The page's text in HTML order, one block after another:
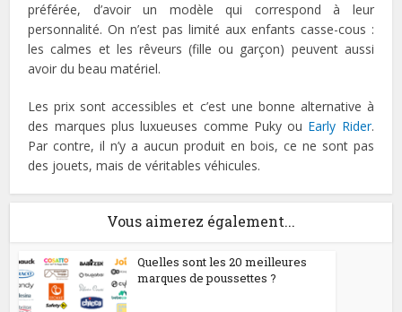
préférée, d’avoir un modèle qui correspond à leur
personnalité. On n’est pas limité aux enfants casse-cous :
les calmes et les rêveurs (fille ou garçon) peuvent aussi
avoir du beau matériel.
Les prix sont accessibles et c’est une bonne alternative à
des marques plus luxueuses comme Puky ou Early Rider.
Par contre, il n’y a aucun produit en bois, ce ne sont pas
des jouets, mais de véritables véhicules.
Vous aimerez également...
Quelles sont les 20 meilleures
marques de poussettes ?